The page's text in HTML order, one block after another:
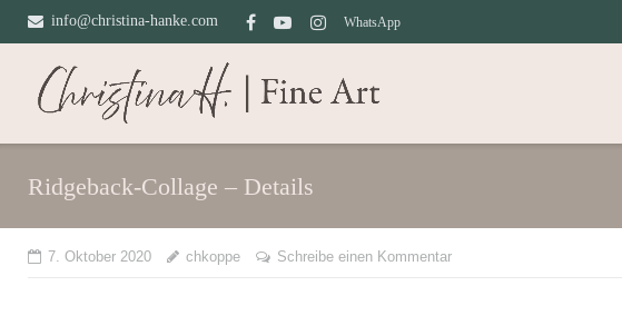
Direkt
info@christina-hanke.com WhatsApp
Ridgeback-Collage – Details
7. Oktober 2020 chkoppe Schreibe einen Kommentar